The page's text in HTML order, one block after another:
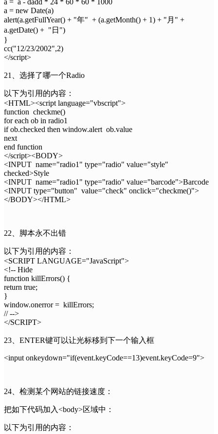
a = new Date(a)
alert(a.getFullYear() + "年" + (a.getMonth() + 1) + "月" +
a.getDate() + "日")
}
cc("12/23/2002",2)
</script>
21、选择了哪一个Radio
以下为引用的内容：
<HTML><script language="vbscript">
function checkme()
for each ob in radio1
if ob.checked then window.alert ob.value
next
end function
</script><BODY>
<INPUT name="radio1" type="radio" value="style"
checked>Style
<INPUT name="radio1" type="radio" value="barcode">Barcode
<INPUT type="button" value="check" onclick="checkme()">
</BODY></HTML>
22、脚本永不出错
以下为引用的内容：
<SCRIPT LANGUAGE="JavaScript">
<!-- Hide
function killErrors() {
return true;
}
window.onerror = killErrors;
// -->
</SCRIPT>
23、ENTER键可以让光标移到下一个输入框
<input onkeydown="if(event.keyCode==13)event.keyCode=9">
24、检测某个网站的链接速度：
把如下代码加入<body>区域中：
以下为引用的内容：